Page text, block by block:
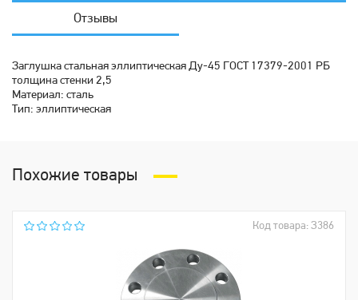
Отзывы
Заглушка стальная эллиптическая Ду-45 ГОСТ 17379-2001 РБ
толщина стенки 2,5
Материал: сталь
Тип: эллиптическая
Похожие товары
Код товара: З386